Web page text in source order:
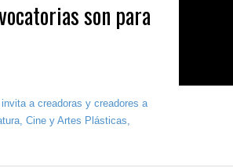
son para
a creadoras y creadores a
Cine y Artes Plásticas,